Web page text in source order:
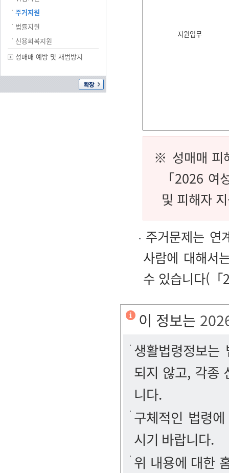
주거지원
법률지원
신용회복지원
성매매 예방 및 재범방지
지원업무
※ 성매매 피
「2026 여
및 피해자
주거문제는 연
사람에 대해서
수 있습니다(「
이 정보는
생활법령정보
되지 않고, 각종
니다.
구체적인 법령
시기 바랍니다.
위 내용에 대한